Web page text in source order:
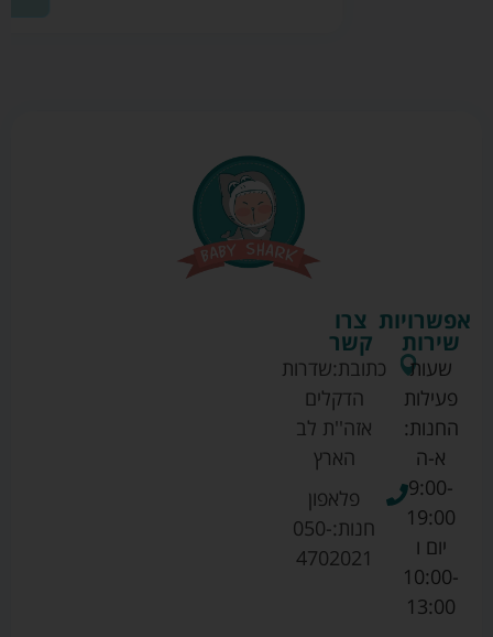
צרו
קשר
כתובת:שדרות
הדקלים
אזה''ת לב
הארץ
פלאפון
חנות:050-
4702021
אפשרויות
שירות
שעות
פעילות
החנות:
א-ה
9:00-
19:00
יום ו
10:00-
13:00